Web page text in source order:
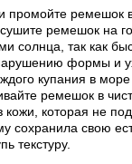
промойте ремешок
ремешок на
солнца, так как
формы и
купания в
ремешок в
кожи, которая не
сохранила свою
текстуру.